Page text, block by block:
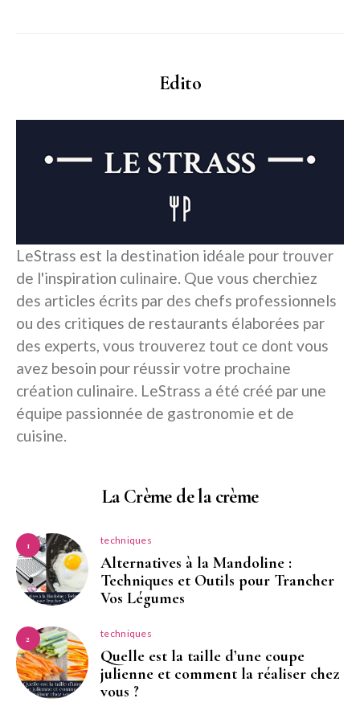
Edito
LeStrass est la destination idéale pour trouver
de l'inspiration culinaire. Que vous cherchiez
des articles écrits par des chefs professionnels
ou des critiques de restaurants élaborées par
des experts, vous trouverez tout ce dont vous
avez besoin pour réussir votre prochaine
création culinaire. LeStrass a été créé par une
équipe passionnée de gastronomie et de
cuisine.
La Crème de la crème
1 techniques
Alternatives à la Mandoline :
Techniques et Outils pour Trancher
Vos Légumes
2 techniques
Quelle est la taille d’une coupe
julienne et comment la réaliser chez
vous ?